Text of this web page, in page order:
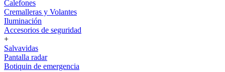
Calefones
Cremalleras y Volantes
Iluminación
Accesorios de seguridad
+
Salvavidas
Pantalla radar
Botiquin de emergencia